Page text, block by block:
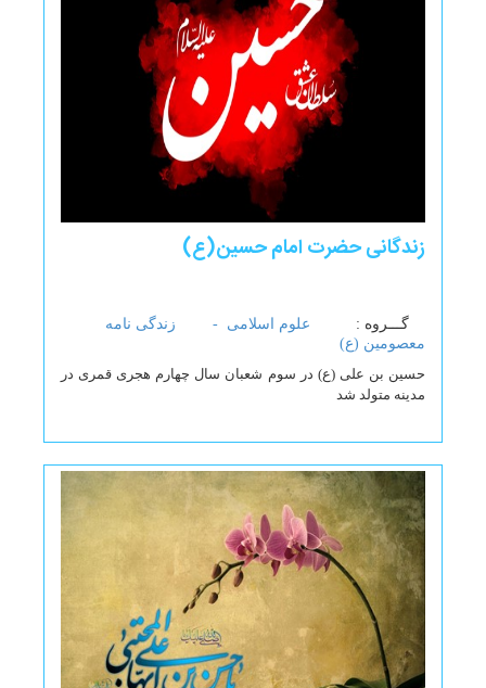
زندگانی حضرت امام حسین(ع)
گـــروه : علوم اسلامی -
زندگی نامه
معصومین (ع)
حسین بن علی (ع) در سوم شعبان سال چهارم هجری قمری در
مدینه متولد شد